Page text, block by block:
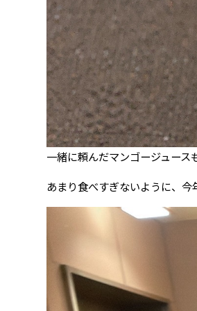
一緒に頼んだマンゴージュース
あまり食べすぎないように、